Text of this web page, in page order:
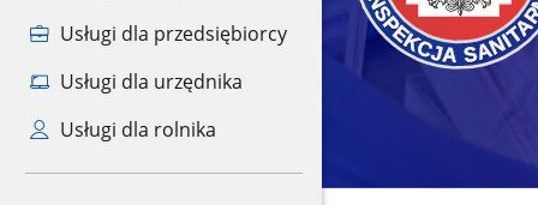
Usługi dla przedsiębiorcy
Usługi dla urzędnika
Usługi dla rolnika